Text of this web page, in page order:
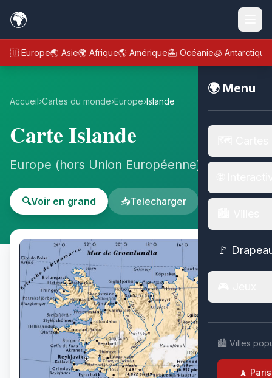
🌍
🇪🇺 Europe🌏 Asie🌍 Afrique🌎 Amérique🏝️ Océanie🧊 Antarctique
🌍 Menu
🚩
🏙️ Villes
🗼 Paris
Accueil›Cartes du monde›Europe›Islande
Carte Islande
Europe (hors Union Européenne) - Europe
🔍Voir en grand 📥Telecharger